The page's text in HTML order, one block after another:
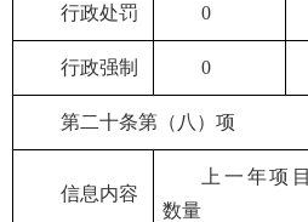
行政处罚 0
行政强制 0
第二十条第（八）项
信息内容
上一年项目
数量